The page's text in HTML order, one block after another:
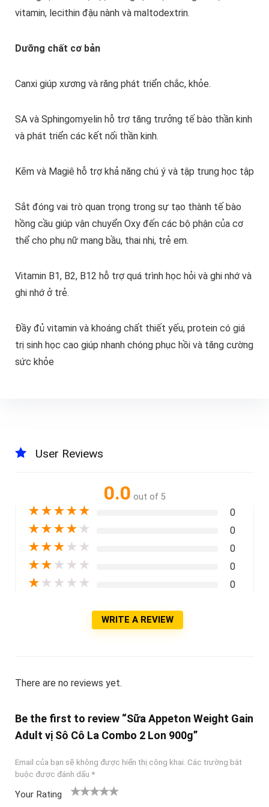
vitamin, lecithin đậu nành và maltodextrin.
Dưỡng chất cơ bản
Canxi giúp xương và răng phát triển chắc, khỏe.
SA và Sphingomyelin hỗ trợ tăng trưởng tế bào thần kinh
và phát triển các kết nối thần kinh.
Kẽm và Magiê hỗ trợ khả năng chú ý và tập trung học tập
Sắt đóng vai trò quan trọng trong sự tạo thành tế bào
hồng cầu giúp vận chuyển Oxy đến các bộ phận của cơ
thể cho phụ nữ mang bầu, thai nhi, trẻ em.
Vitamin B1, B2, B12 hỗ trợ quá trình học hỏi và ghi nhớ và
ghi nhớ ở trẻ.
Đầy đủ vitamin và khoáng chất thiết yếu, protein có giá
trị sinh học cao giúp nhanh chóng phục hồi và tăng cường
sức khỏe
User Reviews
0.0 out of 5
★★★★★ 0
★★★★ ★ 0
★★★ ★ ★ 0
★★ ★ ★ ★ 0
★ ★ ★ ★ ★ 0
WRITE A REVIEW
There are no reviews yet.
Be the first to review “Sữa Appeton Weight Gain
Adult vị Sô Cô La Combo 2 Lon 900g”
Email của bạn sẽ không được hiển thị công khai. Các trường bắt
buộc được đánh dấu *
Your Rating